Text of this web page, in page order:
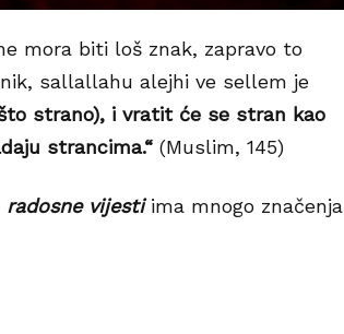
mora biti loš znak, zapravo to
sallallahu alejhi ve sellem je
strano), i vratit će se stran kao
strancima.“(Muslim, 145)
radosne vijestiima mnogo značenja